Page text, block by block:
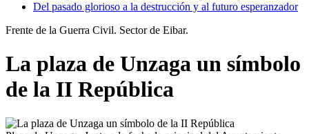
Del pasado glorioso a la destrucción y al futuro esperanzador
Frente de la Guerra Civil. Sector de Eibar.
La plaza de Unzaga un símbolo
de la II República